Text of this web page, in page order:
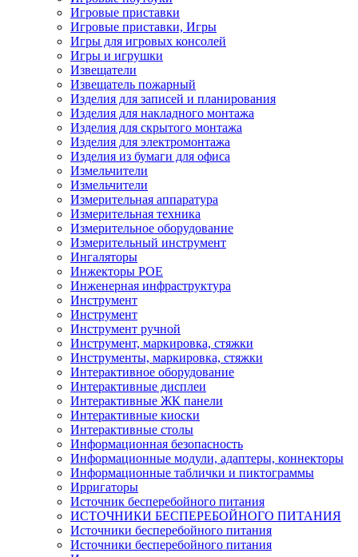
Игровые приставки
Игровые приставки, Игры
Игры для игровых консолей
Игры и игрушки
Извещатели
Извещатель пожарный
Изделия для записей и планирования
Изделия для накладного монтажа
Изделия для скрытого монтажа
Изделия для электромонтажа
Изделия из бумаги для офиса
Измельчители
Измельчители
Измерительная аппаратура
Измерительная техника
Измерительное оборудование
Измерительный инструмент
Ингаляторы
Инжекторы POE
Инженерная инфраструктура
Инструмент
Инструмент
Инструмент ручной
Инструмент, маркировка, стяжки
Инструменты, маркировка, стяжки
Интерактивное оборудование
Интерактивные дисплеи
Интерактивные ЖК панели
Интерактивные киоски
Интерактивные столы
Информационная безопасность
Информационные модули, адаптеры, коннекторы
Информационные таблички и пиктограммы
Ирригаторы
Источник бесперебойного питания
ИСТОЧНИКИ БЕСПЕРЕБОЙНОГО ПИТАНИЯ
Источники бесперебойного питания
Источники бесперебойного питания